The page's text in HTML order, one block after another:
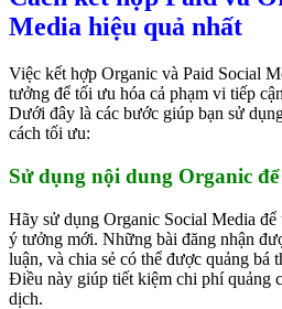
Media hiệu quả nhất
Việc kết hợp Organic và Paid Social
tưởng để tối ưu hóa cả phạm vi tiếp
Dưới đây là các bước giúp bạn sử
cách tối ưu:
Sử dụng nội dung Organic
Hãy sử dụng Organic Social Media
ý tưởng mới. Những bài đăng nhận
luận, và chia sẻ có thể được quảng bá
Điều này giúp tiết kiệm chi phí quảng
dịch.